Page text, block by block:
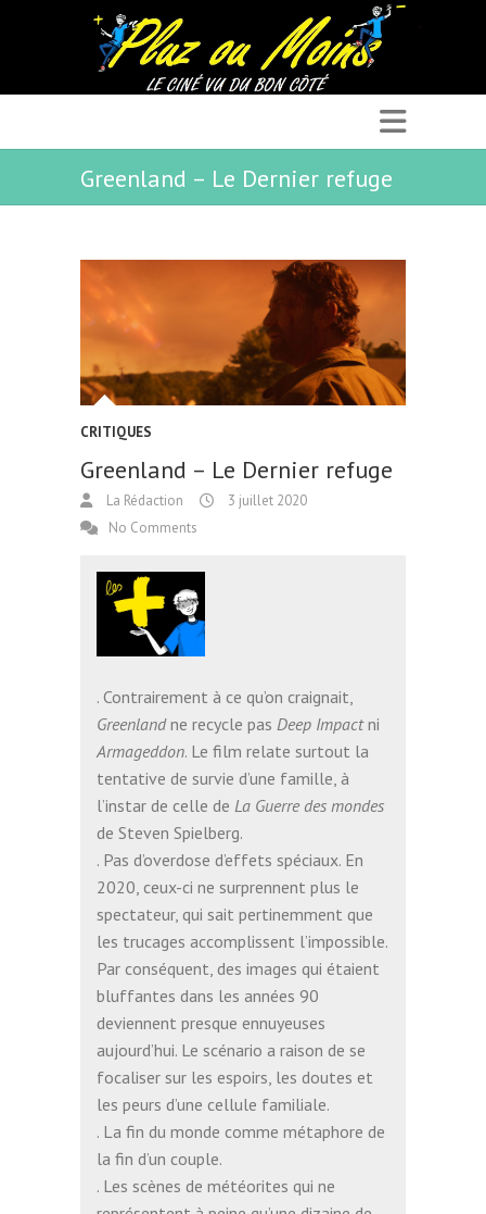
Greenland – Le Dernier refuge
CRITIQUES
Greenland – Le Dernier refuge
La Rédaction
3 juillet 2020
No Comments
. Contrairement à ce qu’on craignait,
Greenlandne recycle pas Deep Impactni
Armageddon. Le film relate surtout la
tentative de survie d’une famille, à
l’instar de celle de La Guerre des mondes
de Steven Spielberg.
. Pas d’overdose d’effets spéciaux. En
2020, ceux-ci ne surprennent plus le
spectateur, qui sait pertinemment que
les trucages accomplissent l’impossible.
Par conséquent, des images qui étaient
bluffantes dans les années 90
deviennent presque ennuyeuses
aujourd’hui. Le scénario a raison de se
focaliser sur les espoirs, les doutes et
les peurs d’une cellule familiale.
. La fin du monde comme métaphore de
la fin d’un couple.
. Les scènes de météorites qui ne